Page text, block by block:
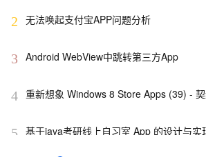
2 无法唤起支付宝APP问题分析
3 Android WebView中跳转第三方App
4 重新想象 Windows 8 Store Apps (39) -
5 基于java考研线上自习室 App 的设计与实